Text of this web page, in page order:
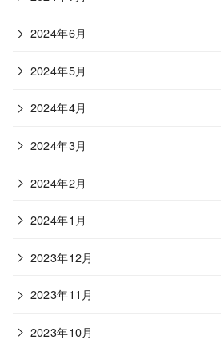
2024年6月
2024年5月
2024年4月
2024年3月
2024年2月
2024年1月
2023年12月
2023年11月
2023年10月